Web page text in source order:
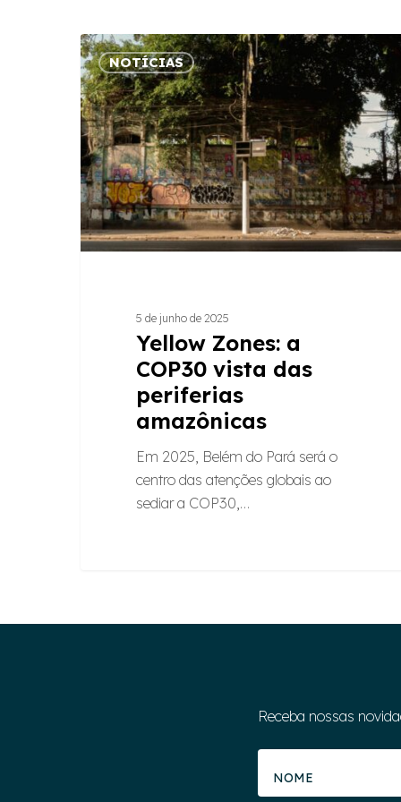
Yellow
Zones:
a
COP30
vista
das
periferias
amazônicas
NOTÍCIAS
5 de junho de 2025
Yellow Zones: a
COP30 vista das
periferias
amazônicas
Em 2025, Belém do Pará será o
centro das atenções globais ao
sediar a COP30,…
Receba nossas